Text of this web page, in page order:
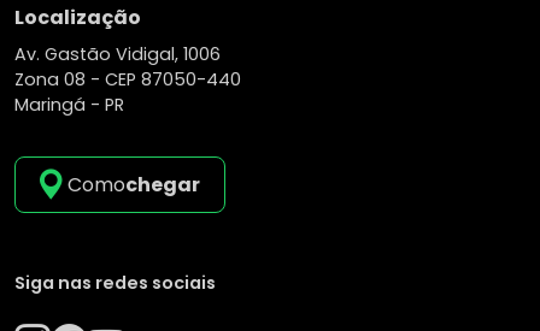
Localização
Av. Gastão Vidigal, 1006
Zona 08 - CEP 87050-440
Maringá - PR
Comochegar
Siga nas redes sociais